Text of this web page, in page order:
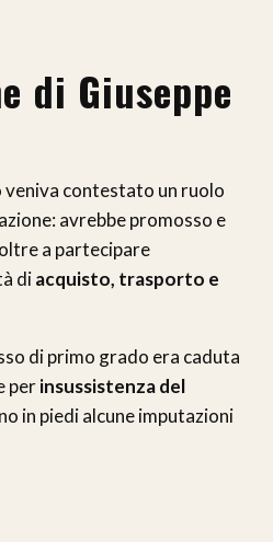
di Giuseppe
veniva contestato un ruolo
avrebbe promosso e
a partecipare
diacquisto, trasporto e
di primo grado era caduta
perinsussistenza del
in piedi alcune imputazioni